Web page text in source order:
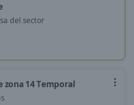
del sector
zona 14 Temporal